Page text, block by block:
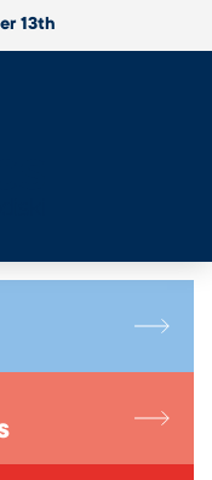
13th